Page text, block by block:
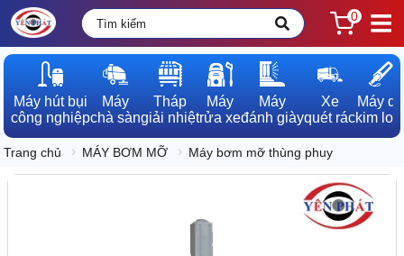
0
Máy hút bụi
công nghiệp
Máy
chà sàn
Tháp
giải nhiệt
Máy
rửa xe
Máy
đánh giày
Xe
quét rác
Máy dò
kim loại
Trang chủ MÁY BƠM MỠ Máy bơm mỡ thùng phuy